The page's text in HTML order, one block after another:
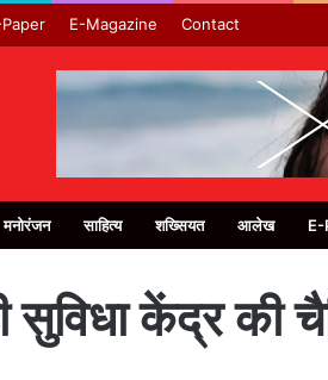
E-Magazine Contact
मनोरंजन साहित्य शख्सियत आलेख E-
केंद्र की